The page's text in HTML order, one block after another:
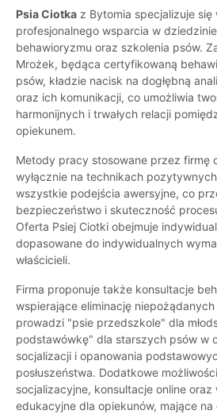
Psia Ciotka z Bytomia specjalizuje się
profesjonalnego wsparcia w
behawioryzmu oraz szkolenia psów.
Mrożek, będąca certyfikowaną
psów, kładzie nacisk na dogłębną
oraz ich komunikacji, co umożliwia
harmonijnych i trwałych relacji
opiekunem.
Metody pracy stosowane przez firmę
wyłącznie na technikach
wszystkie podejścia awersyjne, co
bezpieczeństwo i skuteczność
Oferta Psiej Ciotki obejmuje
dopasowane do indywidualnych
właścicieli.
Firma proponuje także konsultacje
wspierające eliminację
prowadzi "psie przedszkole" dla
podstawówkę" dla starszych psów w
socjalizacji i opanowania
posłuszeństwa. Dodatkowe
socjalizacyjne, konsultacje online oraz
edukacyjne dla opiekunów, mające